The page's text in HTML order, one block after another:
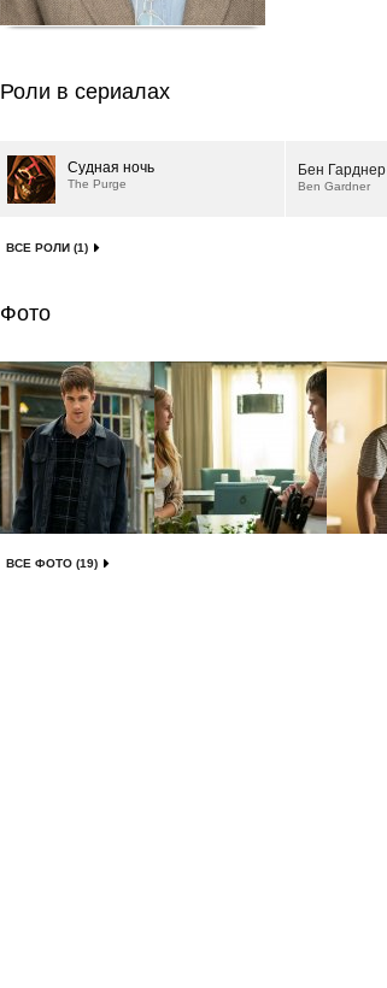
Роли в сериалах
Судная ночь
The Purge
Бен Гарднер
Ben Gardner
ВСЕ РОЛИ (1)
Фото
ВСЕ ФОТО (19)